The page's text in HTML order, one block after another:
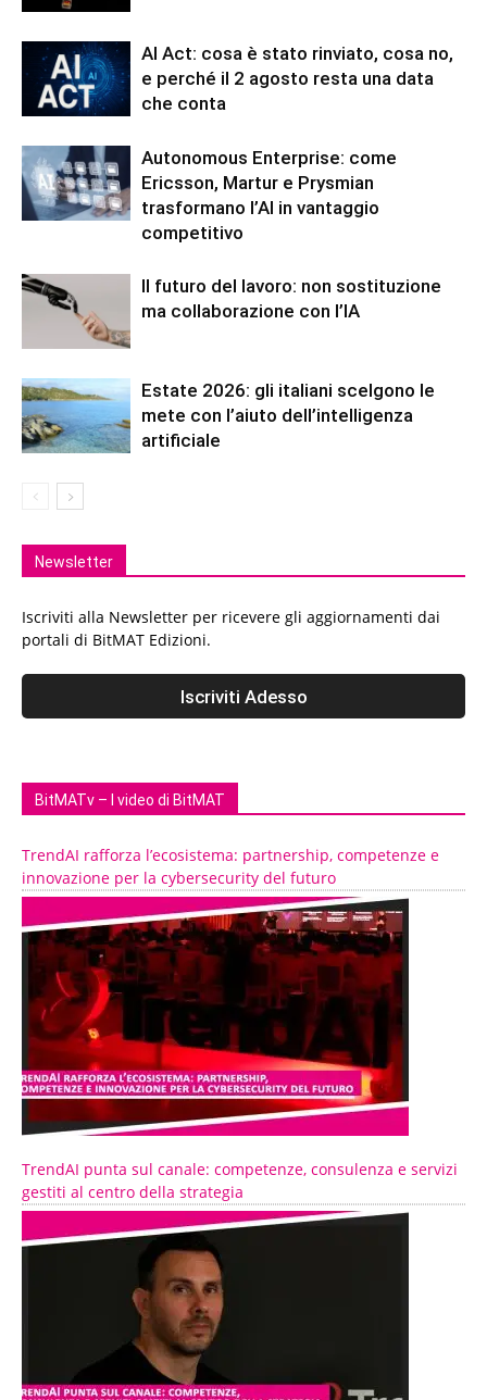
AI Act: cosa è stato rinviato, cosa no,
e perché il 2 agosto resta una data
che conta
Autonomous Enterprise: come
Ericsson, Martur e Prysmian
trasformano l’AI in vantaggio
competitivo
Il futuro del lavoro: non sostituzione
ma collaborazione con l’IA
Estate 2026: gli italiani scelgono le
mete con l’aiuto dell’intelligenza
artificiale
Newsletter
Iscriviti alla Newsletter per ricevere gli aggiornamenti dai
portali di BitMAT Edizioni.
BitMATv – I video di BitMAT
TrendAI rafforza l’ecosistema: partnership, competenze e
innovazione per la cybersecurity del futuro
TrendAI punta sul canale: competenze, consulenza e servizi
gestiti al centro della strategia